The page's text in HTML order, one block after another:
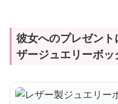
彼女へのプレゼン
ザージュエリーボ